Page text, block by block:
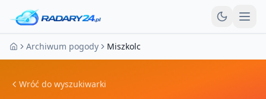
Strona główna
Archiwum pogody Miszkolc
Wróć do wyszukiwarki